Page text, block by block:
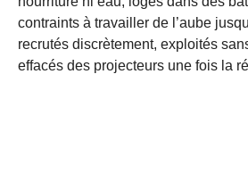
contraints à travailler de l’aube
recrutés discrètement, exploités
effacés des projecteurs une fois la